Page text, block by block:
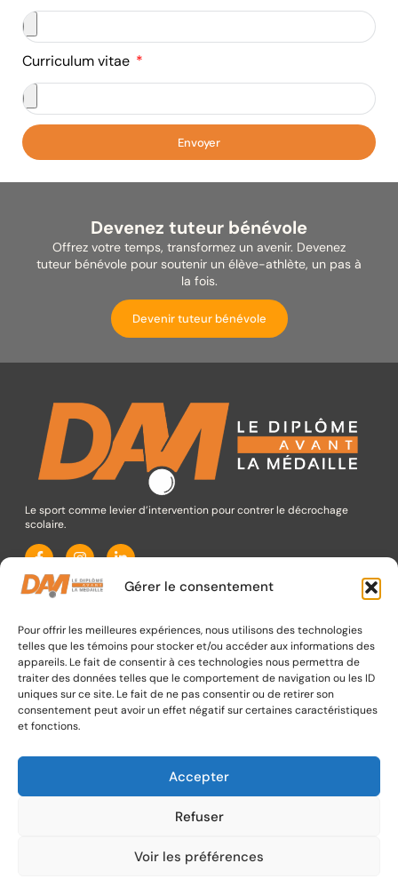
Gérer le consentement
Pour offrir les meilleures expériences, nous utilisons des technologies
telles que les témoins pour stocker et/ou accéder aux informations des
appareils. Le fait de consentir à ces technologies nous permettra de
traiter des données telles que le comportement de navigation ou les ID
uniques sur ce site. Le fait de ne pas consentir ou de retirer son
consentement peut avoir un effet négatif sur certaines caractéristiques
et fonctions.
Accepter
Refuser
Voir les préférences
Curriculum vitae
Envoyer
Devenez tuteur bénévole
Offrez votre temps, transformez un avenir. Devenez
tuteur bénévole pour soutenir un élève-athlète, un pas à
la fois.
Devenir tuteur bénévole
Le sport comme levier d’intervention pour contrer le décrochage
scolaire.
CONTACTEZ-NOUS
615 boulevard Pierre-Bertrand, bureau 240 Québec (QC)
G1M 3J3
(418) 431-0115